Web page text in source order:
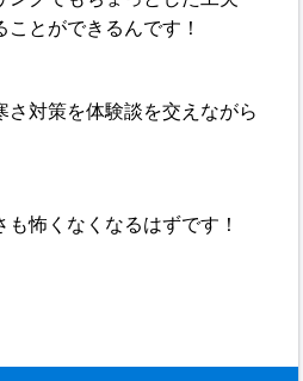
とができるんです！
さ対策を体験談を交えながら
怖くなくなるはずです！